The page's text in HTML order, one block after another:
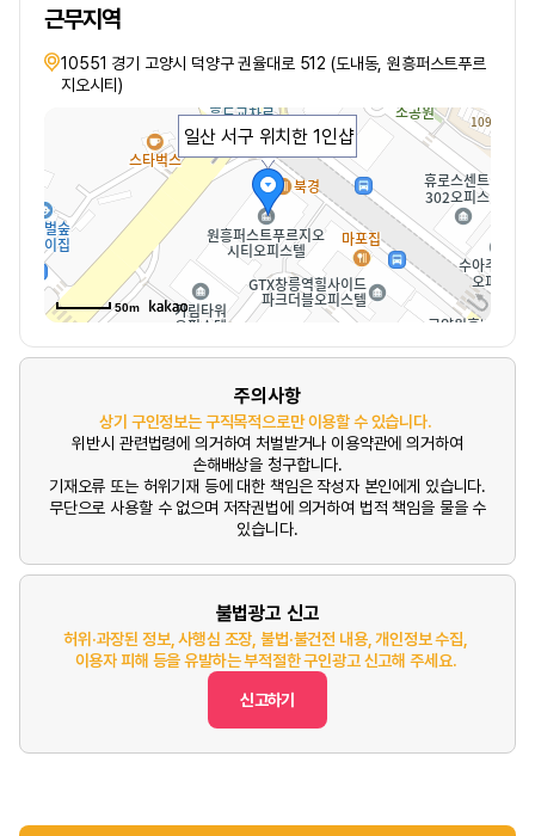
근무지역
10551 경기 고양시 덕양구 권율대로 512 (도내동, 원흥퍼스트푸르
지오시티)
일산 서구 위치한 1인샵
50m
주의사항
상기 구인정보는 구직목적으로만 이용할 수 있습니다.
위반시 관련법령에 의거하여 처벌받거나 이용약관에 의거하여
손해배상을 청구합니다.
기재오류 또는 허위기재 등에 대한 책임은 작성자 본인에게 있습니다.
무단으로 사용할 수 없으며 저작권법에 의거하여 법적 책임을 물을 수
있습니다.
불법광고 신고
허위·과장된 정보, 사행심 조장, 불법·불건전 내용, 개인정보 수집,
이용자 피해 등을 유발하는 부적절한 구인광고 신고해 주세요.
신고하기